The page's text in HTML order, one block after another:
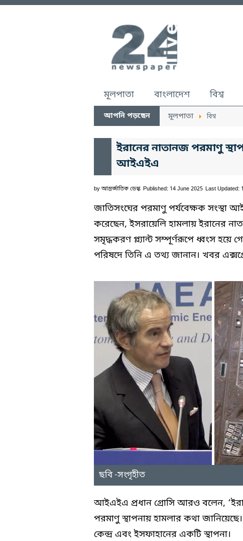
মূলপাতা বাংলাদেশ বিশ্ব
আপনি পড়ছেন মূলপাতা বিশ্ব
ইরানের নাতানজ পরমাণু
আইএইএ
by আন্তর্জাতিক ডেস্ক Published: 14 June 2025 Last Updated:
জাতিসংঘের পরমাণু পর্যবেক্ষক সংস্থা
করেছেন, ইসরায়েলি হামলায় ইরানের
সমৃদ্ধকরণ প্ল্যান্ট সম্পূর্ণরূপে ধ্বংস হয়ে
পরিষদে তিনি এ তথ্য জানান। খবর
ছবি -সংগৃহীত
আইএইএ প্রধান গ্রোসি আরও বলেন,
পরমাণু স্থাপনায় হামলার কথা
কেন্দ্র এবং ইসফাহানের একটি স্থাপনা।